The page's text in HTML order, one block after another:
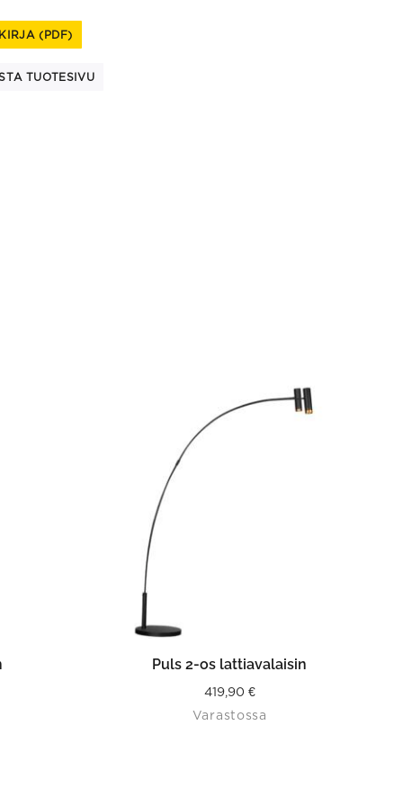
(PDF)
TUOTESIVU
LISÄÄ OSTOSKORIIN
Puls 2-os lattiavalaisin
419,90 €
Varastossa